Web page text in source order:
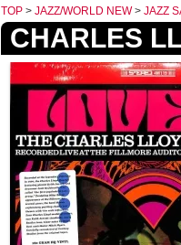
TOP > JAZZ/WORLD NEW> JAZZ
CHARLES